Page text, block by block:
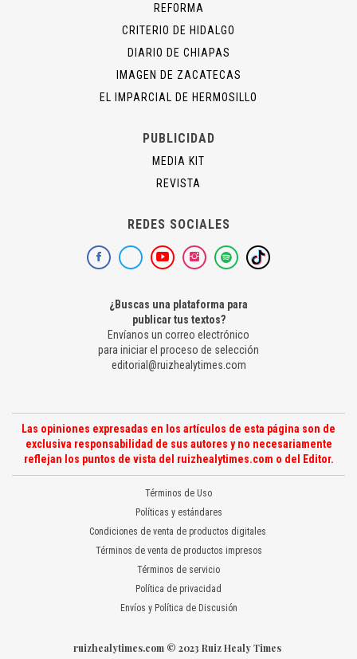
REFORMA
CRITERIO DE HIDALGO
DIARIO DE CHIAPAS
IMAGEN DE ZACATECAS
EL IMPARCIAL DE HERMOSILLO
PUBLICIDAD
MEDIA KIT
REVISTA
REDES SOCIALES
¿Buscas una plataforma para
publicar tus textos?
Envíanos un correo electrónico
para iniciar el proceso de selección
editorial@ruizhealytimes.com
Las opiniones expresadas en los artículos de esta página son de
exclusiva responsabilidad de sus autores y no necesariamente
reflejan los puntos de vista del ruizhealytimes.com o del Editor.
Términos de Uso
Políticas y estándares
Condiciones de venta de productos digitales
Términos de venta de productos impresos
Términos de servicio
Política de privacidad
Envíos y Política de Discusión
ruizhealytimes.com © 2023 Ruiz Healy Times